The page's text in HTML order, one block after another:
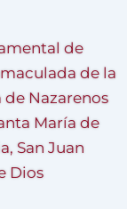
de
de la
Nazarenos
María de
San Juan
Dios